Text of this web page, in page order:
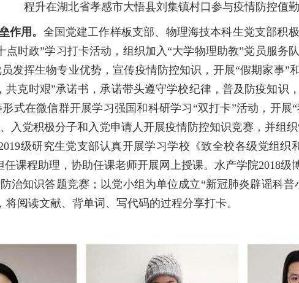
程升在湖北省孝感市大悟县刘集镇村口参与疫情防控值勤
用。 全国党建工作样板支部、物理海技本科生党支部积
点时政”学习打卡活动，组织加入“大学物理助教”党员服务
发挥生物专业优势，宣传疫情防控知识，开展“假期家事”
克时艰”承诺书，承诺带头遵守学校纪律，普及防疫知识
式在微信群开展学习强国和科研学习“双打卡”活动，开展
入党积极分子和入党申请人开展疫情防控知识竞赛，并组
级研究生党支部认真开展学习学校《致全校各级党组
课程助理，协助任课老师开展网上授课。水产学院2018级
治知识答题竞赛；以党小组为单位成立“新冠肺炎辟谣科
将阅读文献、背单词、写代码的过程分享打卡。